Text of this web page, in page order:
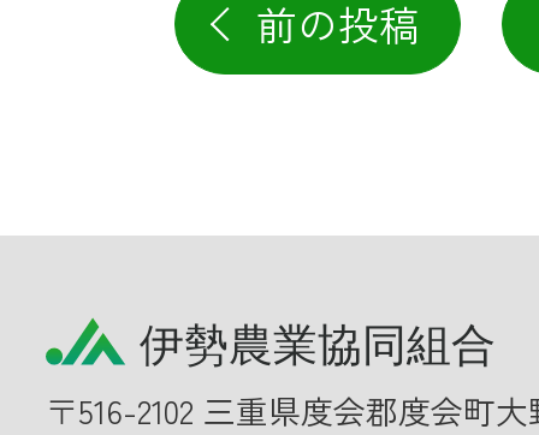
前の投稿
〒516-2102 三重県度会郡度会町